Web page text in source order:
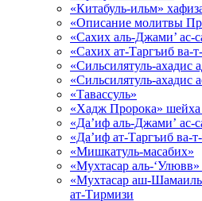
«Китабуль-ильм»
«Описание молитвы
«Сахих аль-Джами’ ас-
«Сахих ат-Таргъиб ва-
«Сильсилятуль-ахадис
«Сильсилятуль-ахадис
«Тавассуль»
«Хадж Пророка»
«Да’иф аль-Джами’ ас-
«Да’иф ат-Таргъиб ва-
«Мишкатуль-масабих»
«Мухтасар аль-
«Мухтасар аш-
ат-Тирмизи